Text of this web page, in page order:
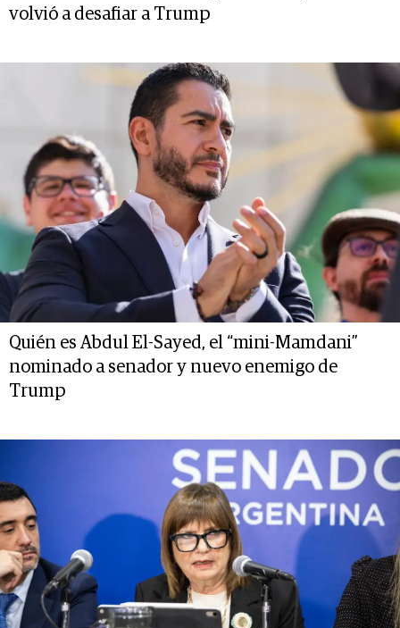
volvió a desafiar a Trump
Quién es Abdul El-Sayed, el “mini-Mamdani”
nominado a senador y nuevo enemigo de
Trump